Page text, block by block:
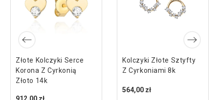
Złote Kolczyki Serce
Korona Z Cyrkonią
Złoto 14k
Kolczyki Złote Sztyfty
Z Cyrkoniami 8k
564,00 zł